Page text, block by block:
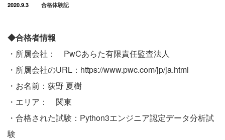
2020.9.3 合格体験記
◆合格者情報
・所属会社： PwCあらた有限責任監査法人
・所属会社のURL： https://www.pwc.com/jp/ja.html
・お名前：荻野 夏樹
・エリア： 関東
・合格された試験：Python3エンジニア認定データ分析試
験